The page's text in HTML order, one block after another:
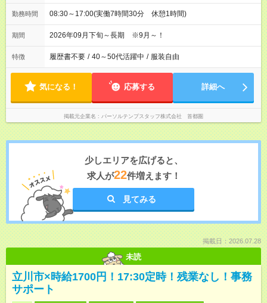
勤務時間 08:30～17:00(実働7時間30分 休憩1時間)
期間 2026年09月下旬～長期 ※9月～！
特徴 履歴書不要 / 40～50代活躍中 / 服装自由
気になる！ 応募する 詳細へ
掲載元企業名 パーソルテンプスタッフ株式会社 首都圏
少しエリアを広げると、
求人が22件増えます！
見てみる
掲載日：2026.07.28
未読
立川市×時給1700円！17:30定時！残業なし！事務
サポート